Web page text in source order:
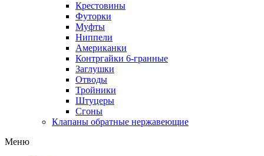
Крестовины
Футорки
Муфты
Ниппели
Американки
Контргайки 6-гранные
Заглушки
Отводы
Тройники
Штуцеры
Сгоны
Клапаны обратные нержавеющие
Меню